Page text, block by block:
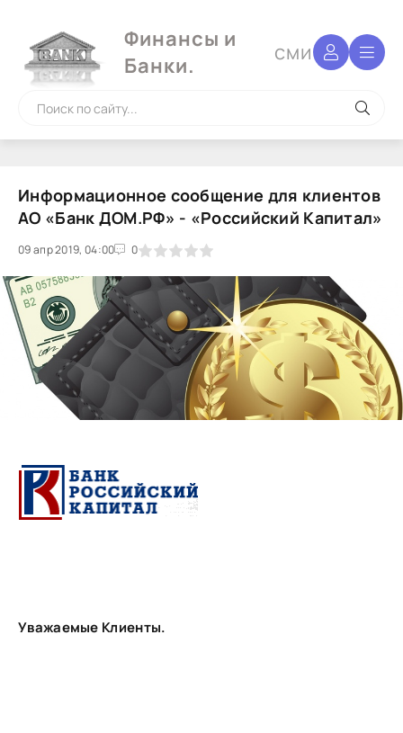
Финансы и
Банки.
сми
Информационное сообщение для клиентов
АО «Банк ДОМ.РФ» - «Российский Капитал»
09 апр 2019, 04:00 0
1 2 3 4 5
Уважаемые Клиенты.